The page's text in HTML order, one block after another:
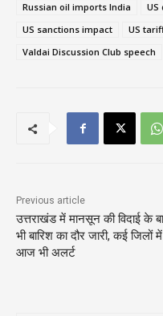
Russian oil imports India
US
US sanctions impact
US
Valdai Discussion Club speech
Previous article
उत्तराखंड में मानसून की विदाई के
भी बारिश का दौर जारी, कई जिलों में
आज भी अलर्ट